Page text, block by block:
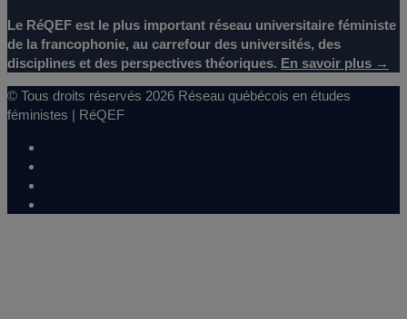
Le RéQEF est le plus important réseau universitaire féministe
de la francophonie, au carrefour des universités, des
disciplines et des perspectives théoriques. En savoir plus →
© Tous droits réservés 2026 Réseau québécois en études
féministes | RéQEF